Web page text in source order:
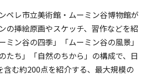
ペレ市立美術館・ムーミン谷博物館が
の挿絵原画やスケッチ、習作などを紹
ミン谷の四季」「ムーミン谷の風景」
たち」「自然のちから」の構成で、日
含む約200点を紹介する、最大規模の